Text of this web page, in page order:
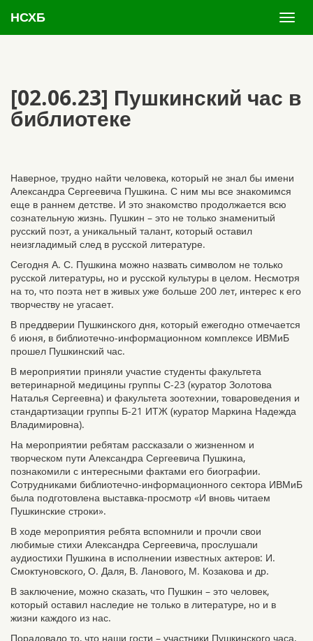
НСХБ
[02.06.23] Пушкинский час в
библиотеке
Наверное, трудно найти человека, который не знал бы имени
Александра Сергеевича Пушкина. С ним мы все знакомимся
еще в раннем детстве. И это знакомство продолжается всю
сознательную жизнь. Пушкин – это не только знаменитый
русский поэт, а уникальный талант, который оставил
неизгладимый след в русской литературе.
Сегодня А. С. Пушкина можно назвать символом не только
русской литературы, но и русской культуры в целом. Несмотря
на то, что поэта нет в живых уже больше 200 лет, интерес к его
творчеству не угасает.
В преддверии Пушкинского дня, который ежегодно отмечается
6 июня, в библиотечно-информационном комплексе ИВМиБ
прошел Пушкинский час.
В мероприятии приняли участие студенты факультета
ветеринарной медицины группы С-23 (куратор Золотова
Наталья Сергеевна) и факультета зоотехнии, товароведения и
стандартизации группы Б-21 ИТЖ (куратор Маркина Надежда
Владимировна).
На мероприятии ребятам рассказали о жизненном и
творческом пути Александра Сергеевича Пушкина,
познакомили с интересными фактами его биографии.
Сотрудниками библиотечно-информационного сектора ИВМиБ
была подготовлена выставка-просмотр «И вновь читаем
Пушкинские строки».
В ходе мероприятия ребята вспомнили и прочли свои
любимые стихи Александра Сергеевича, прослушали
аудиостихи Пушкина в исполнении известных актеров: И.
Смоктуновского, О. Даля, В. Ланового, М. Козакова и др.
В заключение, можно сказать, что Пушкин – это человек,
который оставил наследие не только в литературе, но и в
жизни каждого из нас.
Порадовало то, что наши гости – участники Пушкинского часа,